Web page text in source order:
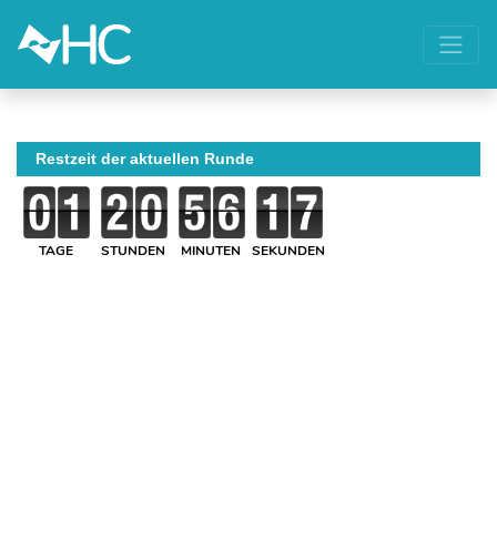
Restzeit der aktuellen Runde
TAGE STUNDEN MINUTEN SEKUNDEN